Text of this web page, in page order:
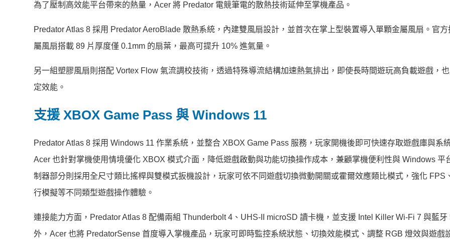
為了壓制高效能平台帶來的熱量，Acer 將 Predator 電競筆電的散熱技術延伸至掌機產品。
Predator Atlas 8 採用 Predator AeroBlade 散熱系統，內建雙風扇設計，並首次在掌上型裝置導入單顆金屬風扇。官
屬風扇搭載 89 片厚度僅 0.1mm 的扇葉，最高可提升 10% 進氣量。
另一組塑膠風扇則搭配 Vortex Flow 氣流調校技術，透過特殊導流結構加速熱氣排出，即使長時間遊玩高負載遊戲，
定效能。
支援 XBOX Game Pass 與 Windows 11
Predator Atlas 8 採用 Windows 11 作業系統，並整合 XBOX Game Pass 服務，玩家開機後即可快速存取遊戲庫與系
Acer 也針對掌機使用情境優化 XBOX 模式介面，降低遊戲啟動與功能切換操作成本，兼顧掌機便利性與 Windows 平
制器部分則採用全尺寸類比搖桿與雙模式扳機設計，玩家可依不同遊戲切換微動開關或霍爾效應類比模式，強化 FPS
行模擬等不同類型遊戲操作體驗。
連接能力方面，Predator Atlas 8 配備兩組 Thunderbolt 4、UHS-II microSD 讀卡機，並支援 Intel Killer Wi-Fi 7 與藍牙
外，Acer 也將 PredatorSense 首度導入掌機產品，玩家可即時監控系統狀態、切換效能模式、調整 RGB 燈效與遊戲